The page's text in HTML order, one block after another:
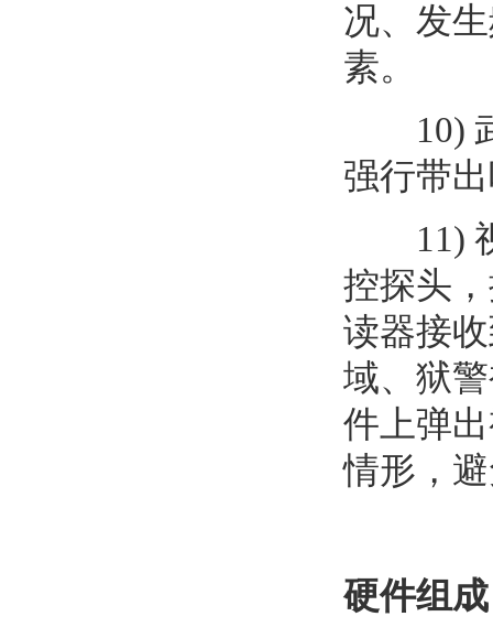
况、发
素。
10) 武
强行带
11) 视
控探头
读器接
域、狱
件上弹
情形，
硬件组成